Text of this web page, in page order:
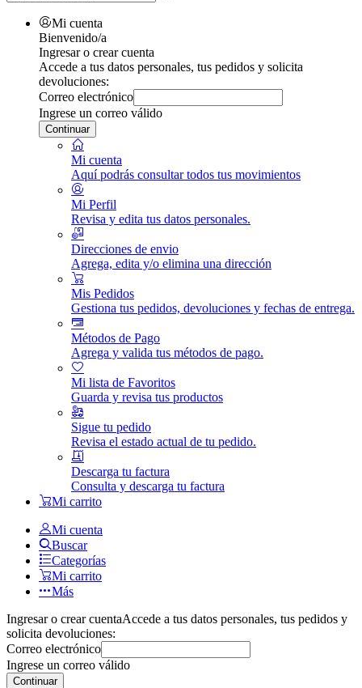
Mi cuenta
Bienvenido/a
Ingresar o crear cuenta
Accede a tus datos personales, tus pedidos y solicita
devoluciones:
Correo electrónico
Ingrese un correo válido
Continuar
Mi cuenta
Aquí podrás consultar todos tus movimientos
Mi Perfil
Revisa y edita tus datos personales.
Direcciones de envio
Agrega, edita y/o elimina una dirección
Mis Pedidos
Gestiona tus pedidos, devoluciones y fechas de entrega.
Métodos de Pago
Agrega y valida tus métodos de pago.
Mi lista de Favoritos
Guarda y revisa tus productos
Sigue tu pedido
Revisa el estado actual de tu pedido.
Descarga tu factura
Consulta y descarga tu factura
Mi carrito
Mi cuenta
Buscar
Categorías
Mi carrito
Más
Ingresar o crear cuentaAccede a tus datos personales, tus pedidos y
solicita devoluciones:
Correo electrónico
Ingrese un correo válido
Continuar